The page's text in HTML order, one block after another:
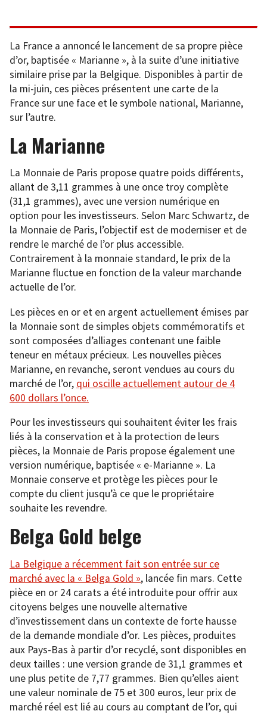
La France a annoncé le lancement de sa propre pièce
d’or, baptisée « Marianne », à la suite d’une initiative
similaire prise par la Belgique. Disponibles à partir de
la mi-juin, ces pièces présentent une carte de la
France sur une face et le symbole national, Marianne,
sur l’autre.
La Marianne
La Monnaie de Paris propose quatre poids différents,
allant de 3,11 grammes à une once troy complète
(31,1 grammes), avec une version numérique en
option pour les investisseurs. Selon Marc Schwartz, de
la Monnaie de Paris, l’objectif est de moderniser et de
rendre le marché de l’or plus accessible.
Contrairement à la monnaie standard, le prix de la
Marianne fluctue en fonction de la valeur marchande
actuelle de l’or.
Les pièces en or et en argent actuellement émises par
la Monnaie sont de simples objets commémoratifs et
sont composées d’alliages contenant une faible
teneur en métaux précieux. Les nouvelles pièces
Marianne, en revanche, seront vendues au cours du
marché de l’or, qui oscille actuellement autour de 4
600 dollars l’once.
Pour les investisseurs qui souhaitent éviter les frais
liés à la conservation et à la protection de leurs
pièces, la Monnaie de Paris propose également une
version numérique, baptisée « e-Marianne ». La
Monnaie conserve et protège les pièces pour le
compte du client jusqu’à ce que le propriétaire
souhaite les revendre.
Belga Gold belge
La Belgique a récemment fait son entrée sur ce
marché avec la « Belga Gold », lancée fin mars. Cette
pièce en or 24 carats a été introduite pour offrir aux
citoyens belges une nouvelle alternative
d’investissement dans un contexte de forte hausse
de la demande mondiale d’or. Les pièces, produites
aux Pays-Bas à partir d’or recyclé, sont disponibles en
deux tailles : une version grande de 31,1 grammes et
une plus petite de 7,77 grammes. Bien qu’elles aient
une valeur nominale de 75 et 300 euros, leur prix de
marché réel est lié au cours au comptant de l’or, qui